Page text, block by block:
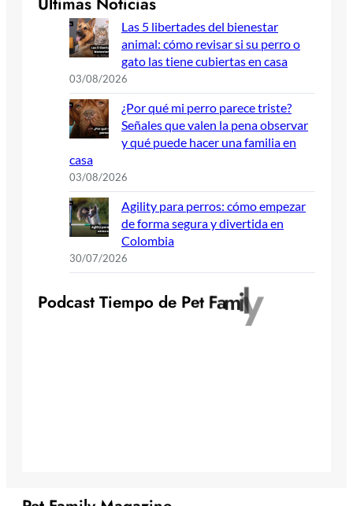
Las 5 libertades del bienestar
animal: cómo revisar si su perro o
gato las tiene cubiertas en casa
03/08/2026
¿Por qué mi perro parece triste?
Señales que valen la pena observar
y qué puede hacer una familia en
casa
03/08/2026
Agility para perros: cómo empezar
de forma segura y divertida en
Colombia
30/07/2026
Podcast Tiempo de Pet Family